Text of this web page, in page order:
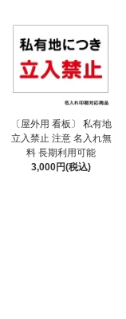
〔屋外用 看板〕 私有地
立入禁止 注意 名入れ無
料 長期利用可能
3,000円(税込)